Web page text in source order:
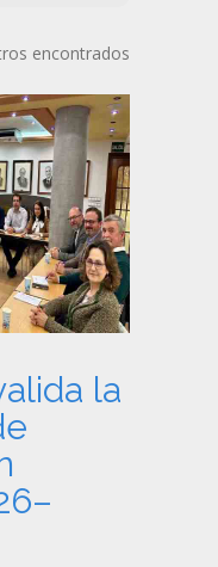
encontrados
la